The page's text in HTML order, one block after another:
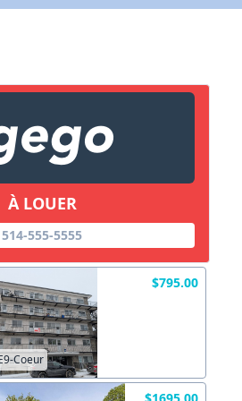
À LOUER
514-555-5555
$795.00
Coeur
X Fermer Envoyez